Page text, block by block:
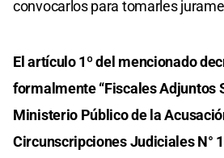
convocarlos para tomarles
El artículo 1º del mencionado
formalmente “Fiscales Adjuntos
Ministerio Público de la
Circunscripciones Judiciales N°